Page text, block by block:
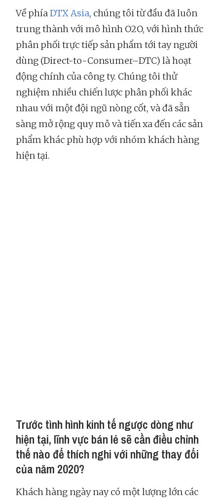
Về phíaDTX Asia, chúng tôi từ đầu đã luôn
trung thành với mô hình O2O, với hình thức
phân phối trực tiếp sản phẩm tới tay người
dùng (Direct-to-Consumer–DTC) là hoạt
động chính của công ty. Chúng tôi thử
nghiệm nhiều chiến lược phân phối khác
nhau với một đội ngũ nòng cốt, và đã sẵn
sàng mở rộng quy mô và tiến xa đến các sản
phẩm khác phù hợp với nhóm khách hàng
hiện tại.
Trước tình hình kinh tế ngược dòng như
hiện tại, lĩnh vực bán lẻ sẽ cần điều chỉnh
thế nào để thích nghi với những thay đổi
của năm 2020?
Khách hàng ngày nay có một lượng lớn các